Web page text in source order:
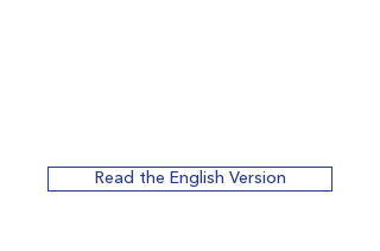
Read the English Version